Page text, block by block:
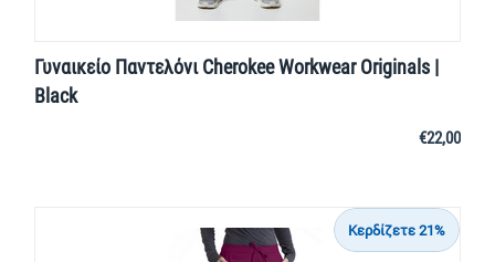
Γυναικείο Παντελόνι Cherokee Workwear Originals |
Black
€22,00
Κερδίζετε 21%